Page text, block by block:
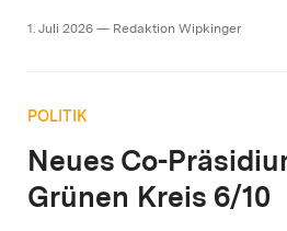
1. Juli 2026 — Redaktion Wipkinger
POLITIK
Neues Co-
Grünen Kreis 6/10